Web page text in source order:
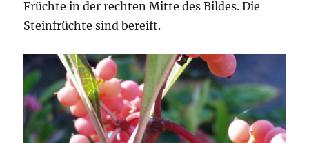
Früchte in der rechten Mitte des Bildes. Die
Steinfrüchte sind bereift.